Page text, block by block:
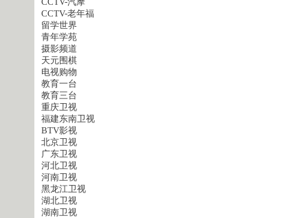
CCTV-老年福
留学世界
青年学苑
摄影频道
天元围棋
电视购物
教育一台
教育三台
重庆卫视
福建东南卫视
BTV影视
北京卫视
广东卫视
河北卫视
河南卫视
黑龙江卫视
湖北卫视
湖南卫视